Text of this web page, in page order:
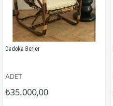
Dadoka Berjer
ADET
₺35.000,00